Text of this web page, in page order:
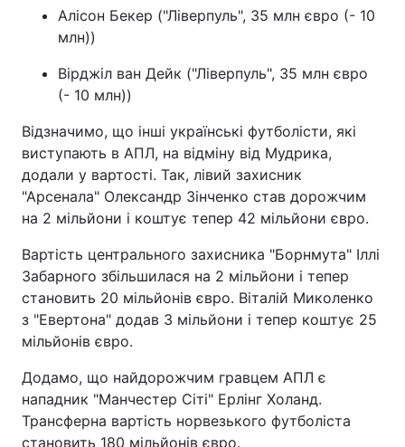
Алісон Бекер ("Ліверпуль", 35 млн євро (- 10
млн))
Вірджіл ван Дейк ("Ліверпуль", 35 млн євро
(- 10 млн))
Відзначимо, що інші українські футболісти, які
виступають в АПЛ, на відміну від Мудрика,
додали у вартості. Так, лівий захисник
"Арсенала" Олександр Зінченко став дорожчим
на 2 мільйони і коштує тепер 42 мільйони євро.
Вартість центрального захисника "Борнмута" Іллі
Забарного збільшилася на 2 мільйони і тепер
становить 20 мільйонів євро. Віталій Миколенко
з "Евертона" додав 3 мільйони і тепер коштує 25
мільйонів євро.
Додамо, що найдорожчим гравцем АПЛ є
нападник "Манчестер Сіті" Ерлінг Холанд.
Трансферна вартість норвезького футболіста
становить 180 мільйонів євро.